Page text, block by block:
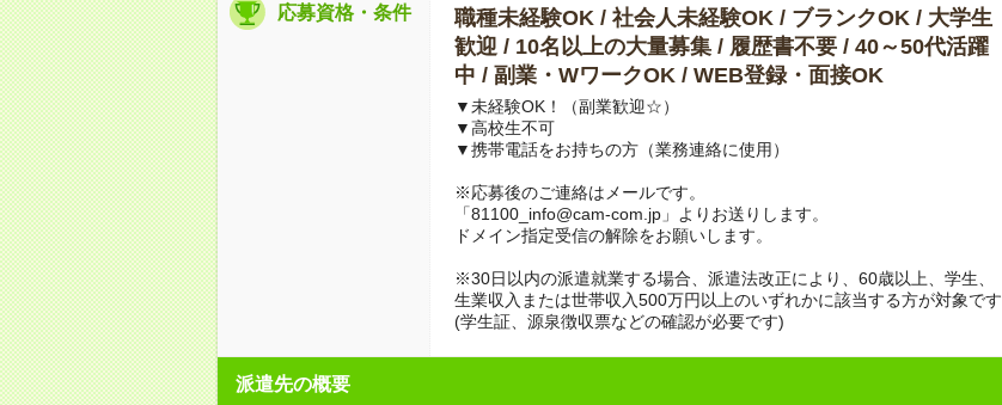
応募資格・条件
職種未経験OK / 社会人未経験OK / ブランクOK / 大学生
歓迎 / 10名以上の大量募集 / 履歴書不要 / 40～50代活躍
中 / 副業・WワークOK / WEB登録・面接OK
▼未経験OK！（副業歓迎☆）
▼高校生不可
▼携帯電話をお持ちの方（業務連絡に使用）
※応募後のご連絡はメールです。
「81100_info@cam-com.jp」よりお送りします。
ドメイン指定受信の解除をお願いします。
※30日以内の派遣就業する場合、派遣法改正により、60歳以上、学生、
生業収入または世帯収入500万円以上のいずれかに該当する方が対象です
(学生証、源泉徴収票などの確認が必要です)
派遣先の概要